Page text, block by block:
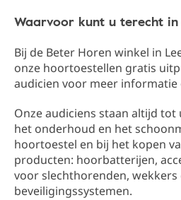
Waarvoor kunt u terecht in
Bij de Beter Horen winkel in
onze hoortoestellen gratis
audicien voor meer informatie
Onze audiciens staan altijd
het onderhoud en het
hoortoestel en bij het kopen
producten: hoorbatterijen,
voor slechthorenden, wekkers
beveiligingssystemen.